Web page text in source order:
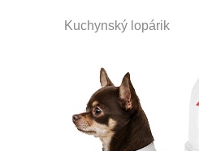
Kuchynský lopárik